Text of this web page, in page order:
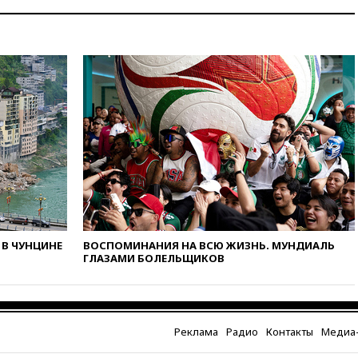
заочно арестовали по делу о
вчера, 20:20Суд США
постановил остановить
строительство бального зала в
Белом доме
вчера, 20:15Сенат США
одобрил ужесточение
санкций против России и
Ирана
вчера, 20:00СК возбудил дело
против журналистки Катерины
России
фигуристкам Валиевой и
ЧУНЦИНЕ
ВОСПОМИНАНИЯ НА ВСЮ ЖИЗНЬ. МУНДИАЛЬ
ГЛАЗАМИ БОЛЕЛЬЩИКОВ
Реклама Радио Контакты